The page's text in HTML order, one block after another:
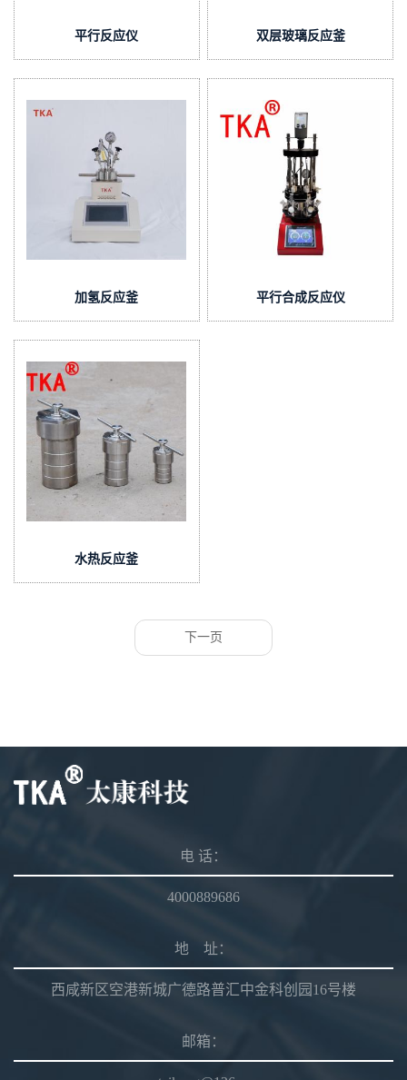
平行反应仪 双层玻璃反应釜
加氢反应釜 平行合成反应仪
水热反应釜
下一页
电 话：
4000889686
地 址：
西咸新区空港新城广德路普汇中金科创园16号楼
邮箱：